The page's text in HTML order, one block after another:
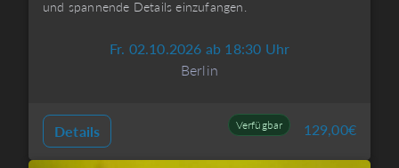
und spannende Details einzufangen.
Fr. 02.10.2026 ab 18:30 Uhr
Berlin
Details Verfügbar 129,00€